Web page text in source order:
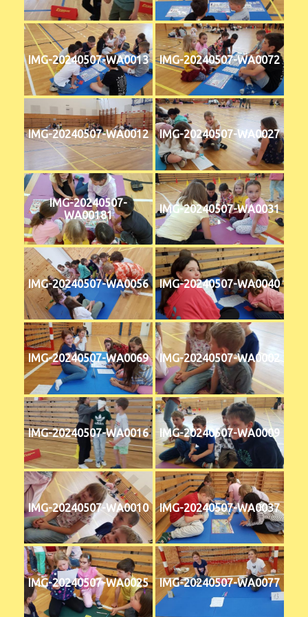
IMG-20240507-WA0013 IMG-20240507-WA0072
IMG-20240507-WA0012 IMG-20240507-WA0027
IMG-20240507-
WA00181
IMG-20240507-WA0031
IMG-20240507-WA0056 IMG-20240507-WA0040
IMG-20240507-WA0069 IMG-20240507-WA0002
IMG-20240507-WA0016 IMG-20240507-WA0009
IMG-20240507-WA0010 IMG-20240507-WA0037
IMG-20240507-WA0025 IMG-20240507-WA0077